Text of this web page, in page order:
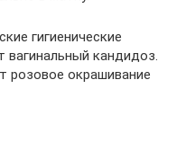
гигиенические
кандидоз.
розовое окрашивание